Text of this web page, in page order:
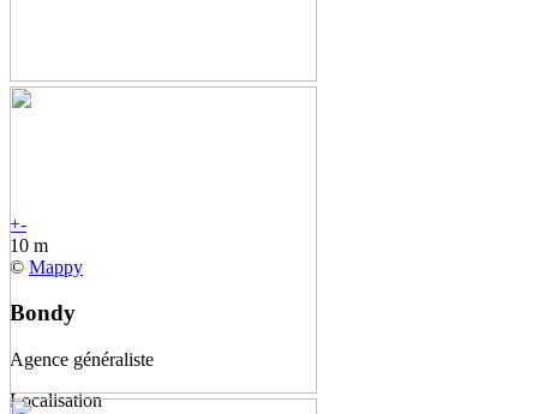
+-
10 m
© Mappy
Bondy
Agence généraliste
Localisation